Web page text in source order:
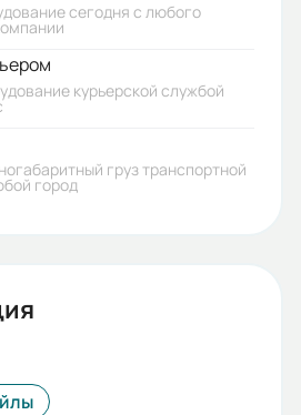
(исполнение
(ВУ), диапазон:
сегодня с любого
курьерской службой
груз транспортной
город